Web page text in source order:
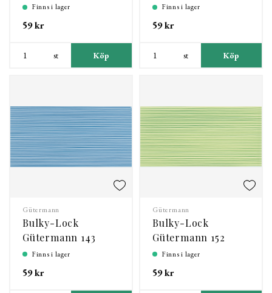
Finns i lager
59 kr
st Köp
Finns i lager
59 kr
st Köp
Gütermann
Bulky-Lock
Gütermann 143
Finns i lager
59 kr
Gütermann
Bulky-Lock
Gütermann 152
Finns i lager
59 kr